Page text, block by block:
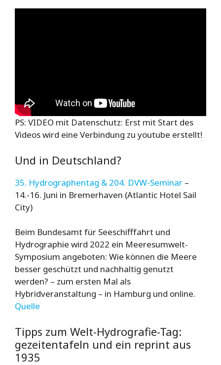
PS: VIDEO mit Datenschutz: Erst mit Start des
Videos wird eine Verbindung zu youtube erstellt!
Und in Deutschland?
35. Hydrographentag & 204. DVW-Seminar –
14.-16. Juni in Bremerhaven (Atlantic Hotel Sail
City)
Beim Bundesamt für Seeschifffahrt und
Hydrographie wird 2022 ein Meeresumwelt-
Symposium angeboten: Wie können die Meere
besser geschützt und nachhaltig genutzt
werden? – zum ersten Mal als
Hybridveranstaltung – in Hamburg und online.
Quelle
Tipps zum Welt-Hydrografie-Tag:
gezeitentafeln und ein reprint aus
1935